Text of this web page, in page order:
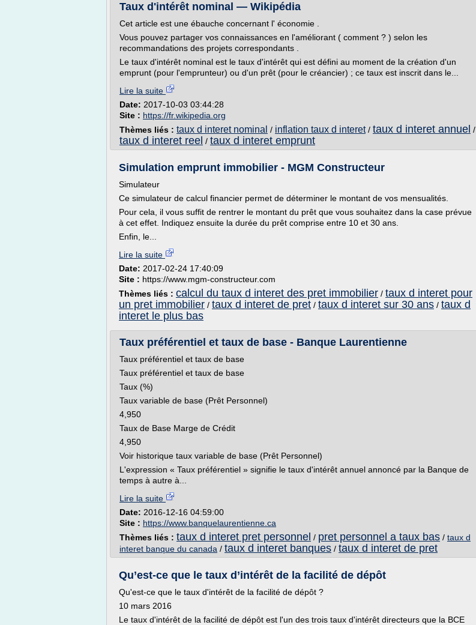
Taux d'intérêt nominal — Wikipédia
Cet article est une ébauche concernant l' économie .
Vous pouvez partager vos connaissances en l'améliorant ( comment ? ) selon les
recommandations des projets correspondants .
Le taux d'intérêt nominal est le taux d'intérêt qui est défini au moment de la création d'un
emprunt (pour l'emprunteur) ou d'un prêt (pour le créancier) ; ce taux est inscrit dans le...
Lire la suite
Date: 2017-10-03 03:44:28
Site : https://fr.wikipedia.org
Thèmes liés : taux d interet nominal / inflation taux d interet/ taux d interet annuel /
taux d interet reel / taux d interet emprunt
Simulation emprunt immobilier - MGM Constructeur
Simulateur
Ce simulateur de calcul financier permet de déterminer le montant de vos mensualités.
Pour cela, il vous suffit de rentrer le montant du prêt que vous souhaitez dans la case prévue
à cet effet. Indiquez ensuite la durée du prêt comprise entre 10 et 30 ans.
Enfin, le...
Lire la suite
Date: 2017-02-24 17:40:09
Site : https://www.mgm-constructeur.com
Thèmes liés : calcul du taux d interet des pret immobilier / taux d interet pour
un pret immobilier / taux d interet de pret / taux d interet sur 30 ans / taux d
interet le plus bas
Taux préférentiel et taux de base - Banque Laurentienne
Taux préférentiel et taux de base
Taux préférentiel et taux de base
Taux (%)
Taux variable de base (Prêt Personnel)
4,950
Taux de Base Marge de Crédit
4,950
Voir historique taux variable de base (Prêt Personnel)
L'expression « Taux préférentiel » signifie le taux d'intérêt annuel annoncé par la Banque de
temps à autre à...
Lire la suite
Date: 2016-12-16 04:59:00
Site : https://www.banquelaurentienne.ca
Thèmes liés : taux d interet pret personnel / pret personnel a taux bas / taux d
interet banque du canada / taux d interet banques / taux d interet de pret
Qu’est-ce que le taux d’intérêt de la facilité de dépôt
Qu'est-ce que le taux d'intérêt de la facilité de dépôt ?
10 mars 2016
Le taux d'intérêt de la facilité de dépôt est l'un des trois taux d'intérêt directeurs que la BCE